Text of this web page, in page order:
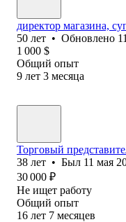
директор магазина,
50 лет • Обновлено
1 000 $
Общий опыт
9 лет 3 месяца
Торговый
38 лет • Был 11 мая
30 000 ₽
Не ищет работу
Общий опыт
16 лет 7 месяцев